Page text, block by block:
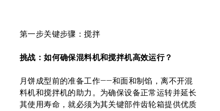
第一步关键步骤：搅拌
挑战：如何确保混料机和搅拌机高效运行？
月饼成型前的准备工作——和面和制馅，离不开混
料机和搅拌机的助力。为确保设备正常运转并延长
其使用寿命，就必须为其关键部件齿轮箱提供优质